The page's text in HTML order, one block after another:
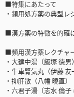
■特集にあたって
・頻用処方薬の典型レ
■漢方薬の特徴を的確
■頻用漢方薬レクチャ
・大建中湯（飯塚 徳男）
・牛車腎気丸（伊藤 友
・抑肝散（八幡 曉直）
・六君子湯（志水 倫子